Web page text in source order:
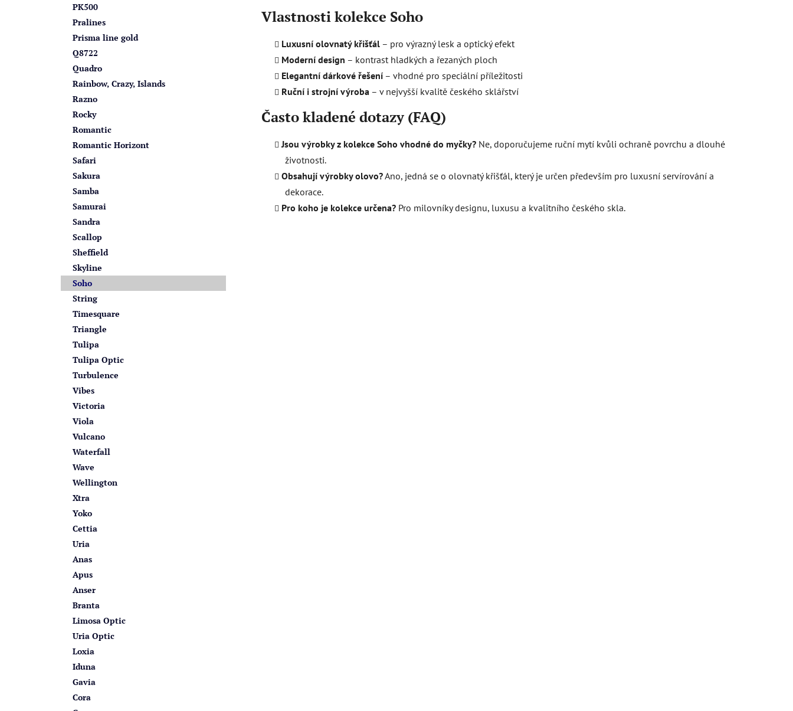
PK500
Pralines
Prisma line gold
Q8722
Quadro
Rainbow, Crazy, Islands
Razno
Rocky
Romantic
Romantic Horizont
Safari
Sakura
Samba
Samurai
Sandra
Scallop
Sheffield
Skyline
Soho
String
Timesquare
Triangle
Tulipa
Tulipa Optic
Turbulence
Vibes
Victoria
Viola
Vulcano
Waterfall
Wave
Wellington
Xtra
Yoko
Cettia
Uria
Anas
Apus
Anser
Branta
Limosa Optic
Uria Optic
Loxia
Iduna
Gavia
Cora
s
u
Vlastnosti kolekce Soho
Luxusní olovnatý křišťál – pro výrazný lesk a optický efekt
Moderní design – kontrast hladkých a řezaných ploch
Elegantní dárkové řešení – vhodné pro speciální příležitosti
Ruční i strojní výroba – v nejvyšší kvalitě českého sklářství
Často kladené dotazy (FAQ)
Jsou výrobky z kolekce Soho vhodné do myčky? Ne, doporučujeme ruční mytí kvůli ochraně povrchu a dlouhé
životnosti.
Obsahují výrobky olovo?Ano, jedná se o olovnatý křišťál, který je určen především pro luxusní servírování a
dekorace.
Pro koho je kolekce určena? Pro milovníky designu, luxusu a kvalitního českého skla.